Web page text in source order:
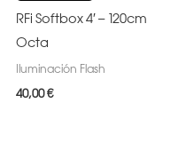
RFi Softbox 4′ – 120cm
Octa
Iluminación Flash
40,00€